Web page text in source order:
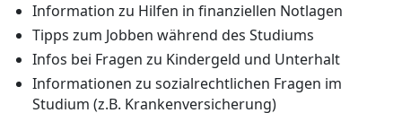
Information zu Hilfen in finanziellen Notlagen
Tipps zum Jobben während des Studiums
Infos bei Fragen zu Kindergeld und Unterhalt
Informationen zu sozialrechtlichen Fragen im
Studium (z.B. Krankenversicherung)